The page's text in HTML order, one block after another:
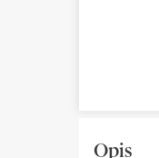
BestselleryOpis